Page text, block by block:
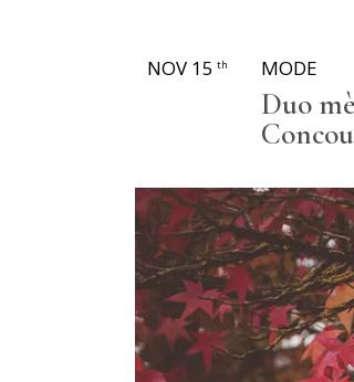
NOV 15 th MODE
Duo